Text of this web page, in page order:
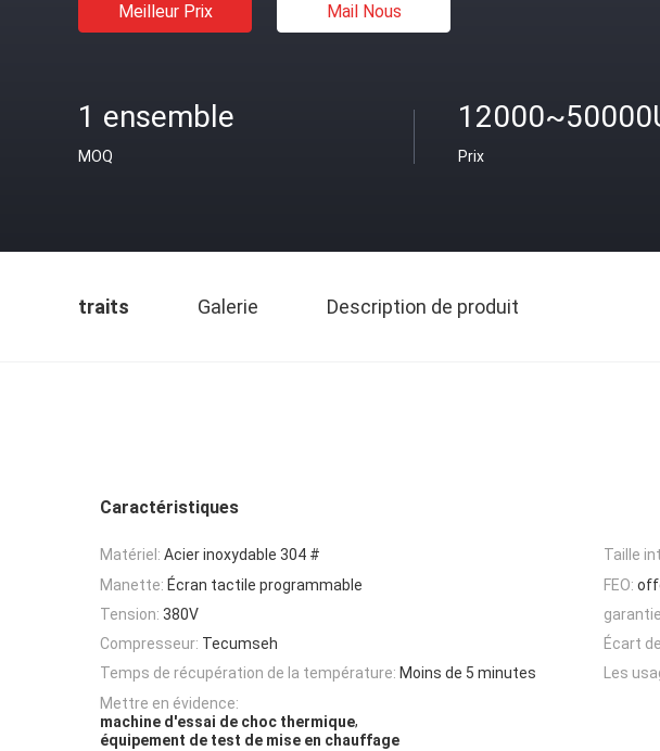
Meilleur Prix Mail Nous
1 ensemble
MOQ Prix
traits Galerie Description de produit
Caractéristiques
Matériel: Acier inoxydable 304 # Taille
Manette: Écran tactile programmable FEO:
Tension: 380V
Compresseur: Tecumseh Écart
Temps de récupération de la température: Moins de 5 minutes Les
Mettre en évidence:
machine d'essai de choc thermique,
équipement de test de mise en chauffage